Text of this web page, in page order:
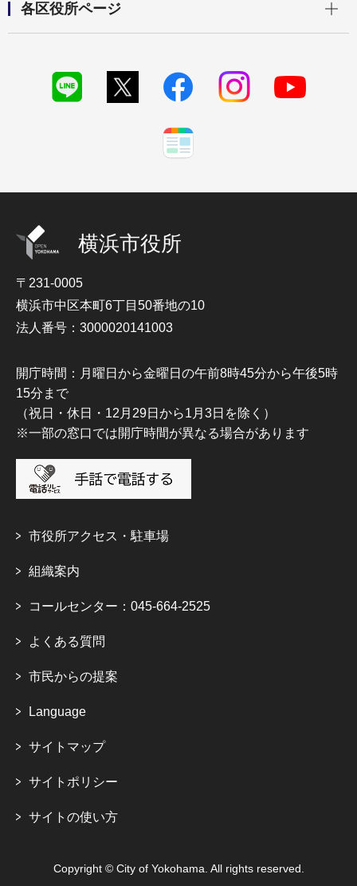
各区役所ページ
横浜市役所
〒231-0005
横浜市中区本町6丁目50番地の10
法人番号：3000020141003
開庁時間：月曜日から金曜日の午前8時45分から午後5時
15分まで
（祝日・休日・12月29日から1月3日を除く）
※一部の窓口では開庁時間が異なる場合があります
市役所アクセス・駐車場
組織案内
コールセンター：045-664-2525
よくある質問
市民からの提案
Language
サイトマップ
サイトポリシー
サイトの使い方
Copyright © City of Yokohama. All rights reserved.